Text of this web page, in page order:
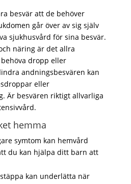
besvär att de behöver
går över av sig själv
sjukhusvård för sina besvär.
näring är det allra
dropp eller
andningsbesvären kan
eller
Är besvären riktigt allvarliga
hemma
symtom kan hemvård
du kan hjälpa ditt barn att
kan underlätta när